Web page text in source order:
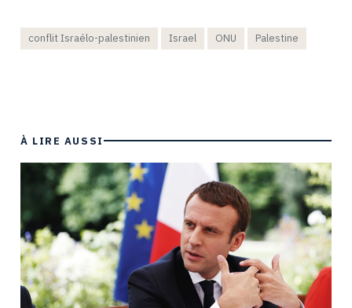
conflit Israélo-palestinien Israel ONU Palestine
À LIRE AUSSI